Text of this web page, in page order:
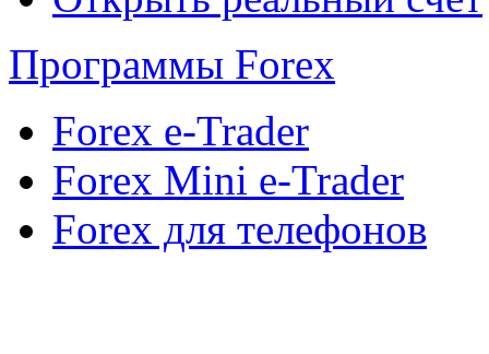
Программы Forex
Forex e-Trader
Forex Mini e-Trader
Forex для телефонов